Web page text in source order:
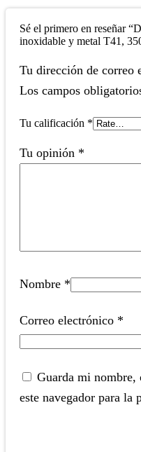
Sé el primero en reseñar
inoxidable y metal T41,
Tu dirección de correo
Los campos
Tu calificación *
Tu opinión *
Nombre *
Correo electrónico *
Guarda mi nombre,
este navegador para la